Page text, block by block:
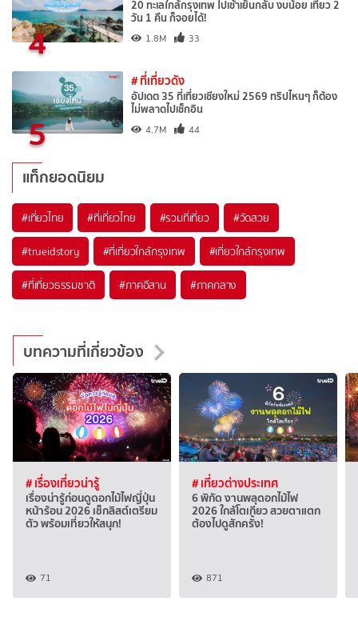
4
20 ทะเลใกล้กรุงเทพ ไปเช้าเย็นกลับ งบน้อย เที่ยว 2
วัน 1 คืน ก็จอยได้!
1.8M 33
5
# ที่เที่ยวดัง
อัปเดต 35 ที่เที่ยวเชียงใหม่ 2569 ทริปไหนๆ ก็ต้อง
ไม่พลาดไปเช็กอิน
4.7M 44
แท็กยอดนิยม
#เที่ยวไทย #ที่เที่ยวไทย #รวมที่เที่ยว #วัดสวย
#trueidstory #ที่เที่ยวใกล้กรุงเทพ #เที่ยวใกล้กรุงเทพ
#ที่เที่ยวธรรมชาติ #ภาคอีสาน #ภาคกลาง
บทความที่เกี่ยวข้อง
# เรื่องเที่ยวน่ารู้
เรื่องน่ารู้ก่อนดูดอกไม้ไฟญี่ปุ่น
หน้าร้อน 2026 เช็กลิสต์เตรียม
ตัว พร้อมเที่ยวให้สนุก!
71
# เที่ยวต่างประเทศ
6 พิกัด งานพลุดอกไม้ไฟ
2026 ใกล้โตเกียว สวยตาแตก
ต้องไปดูสักครั้ง!
871